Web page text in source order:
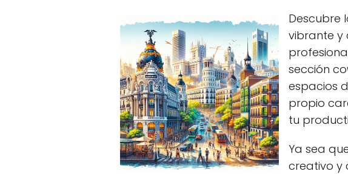
Descubre
vibrante y
sección
espacios
propio
tu
Ya sea
creativo y